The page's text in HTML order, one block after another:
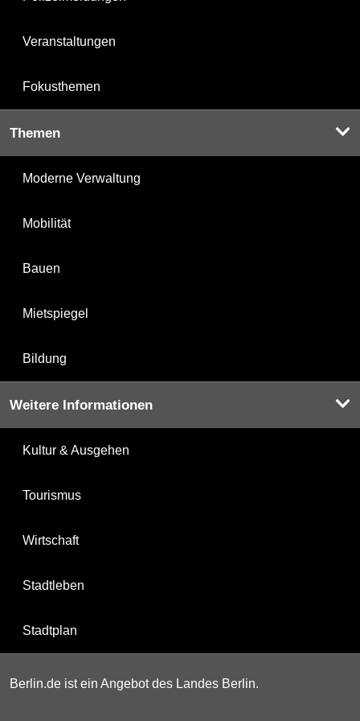
Veranstaltungen
Fokusthemen
Themen
Moderne Verwaltung
Mobilität
Bauen
Mietspiegel
Bildung
Weitere Informationen
Kultur & Ausgehen
Tourismus
Wirtschaft
Stadtleben
Stadtplan
Berlin.de ist ein Angebot des Landes Berlin.